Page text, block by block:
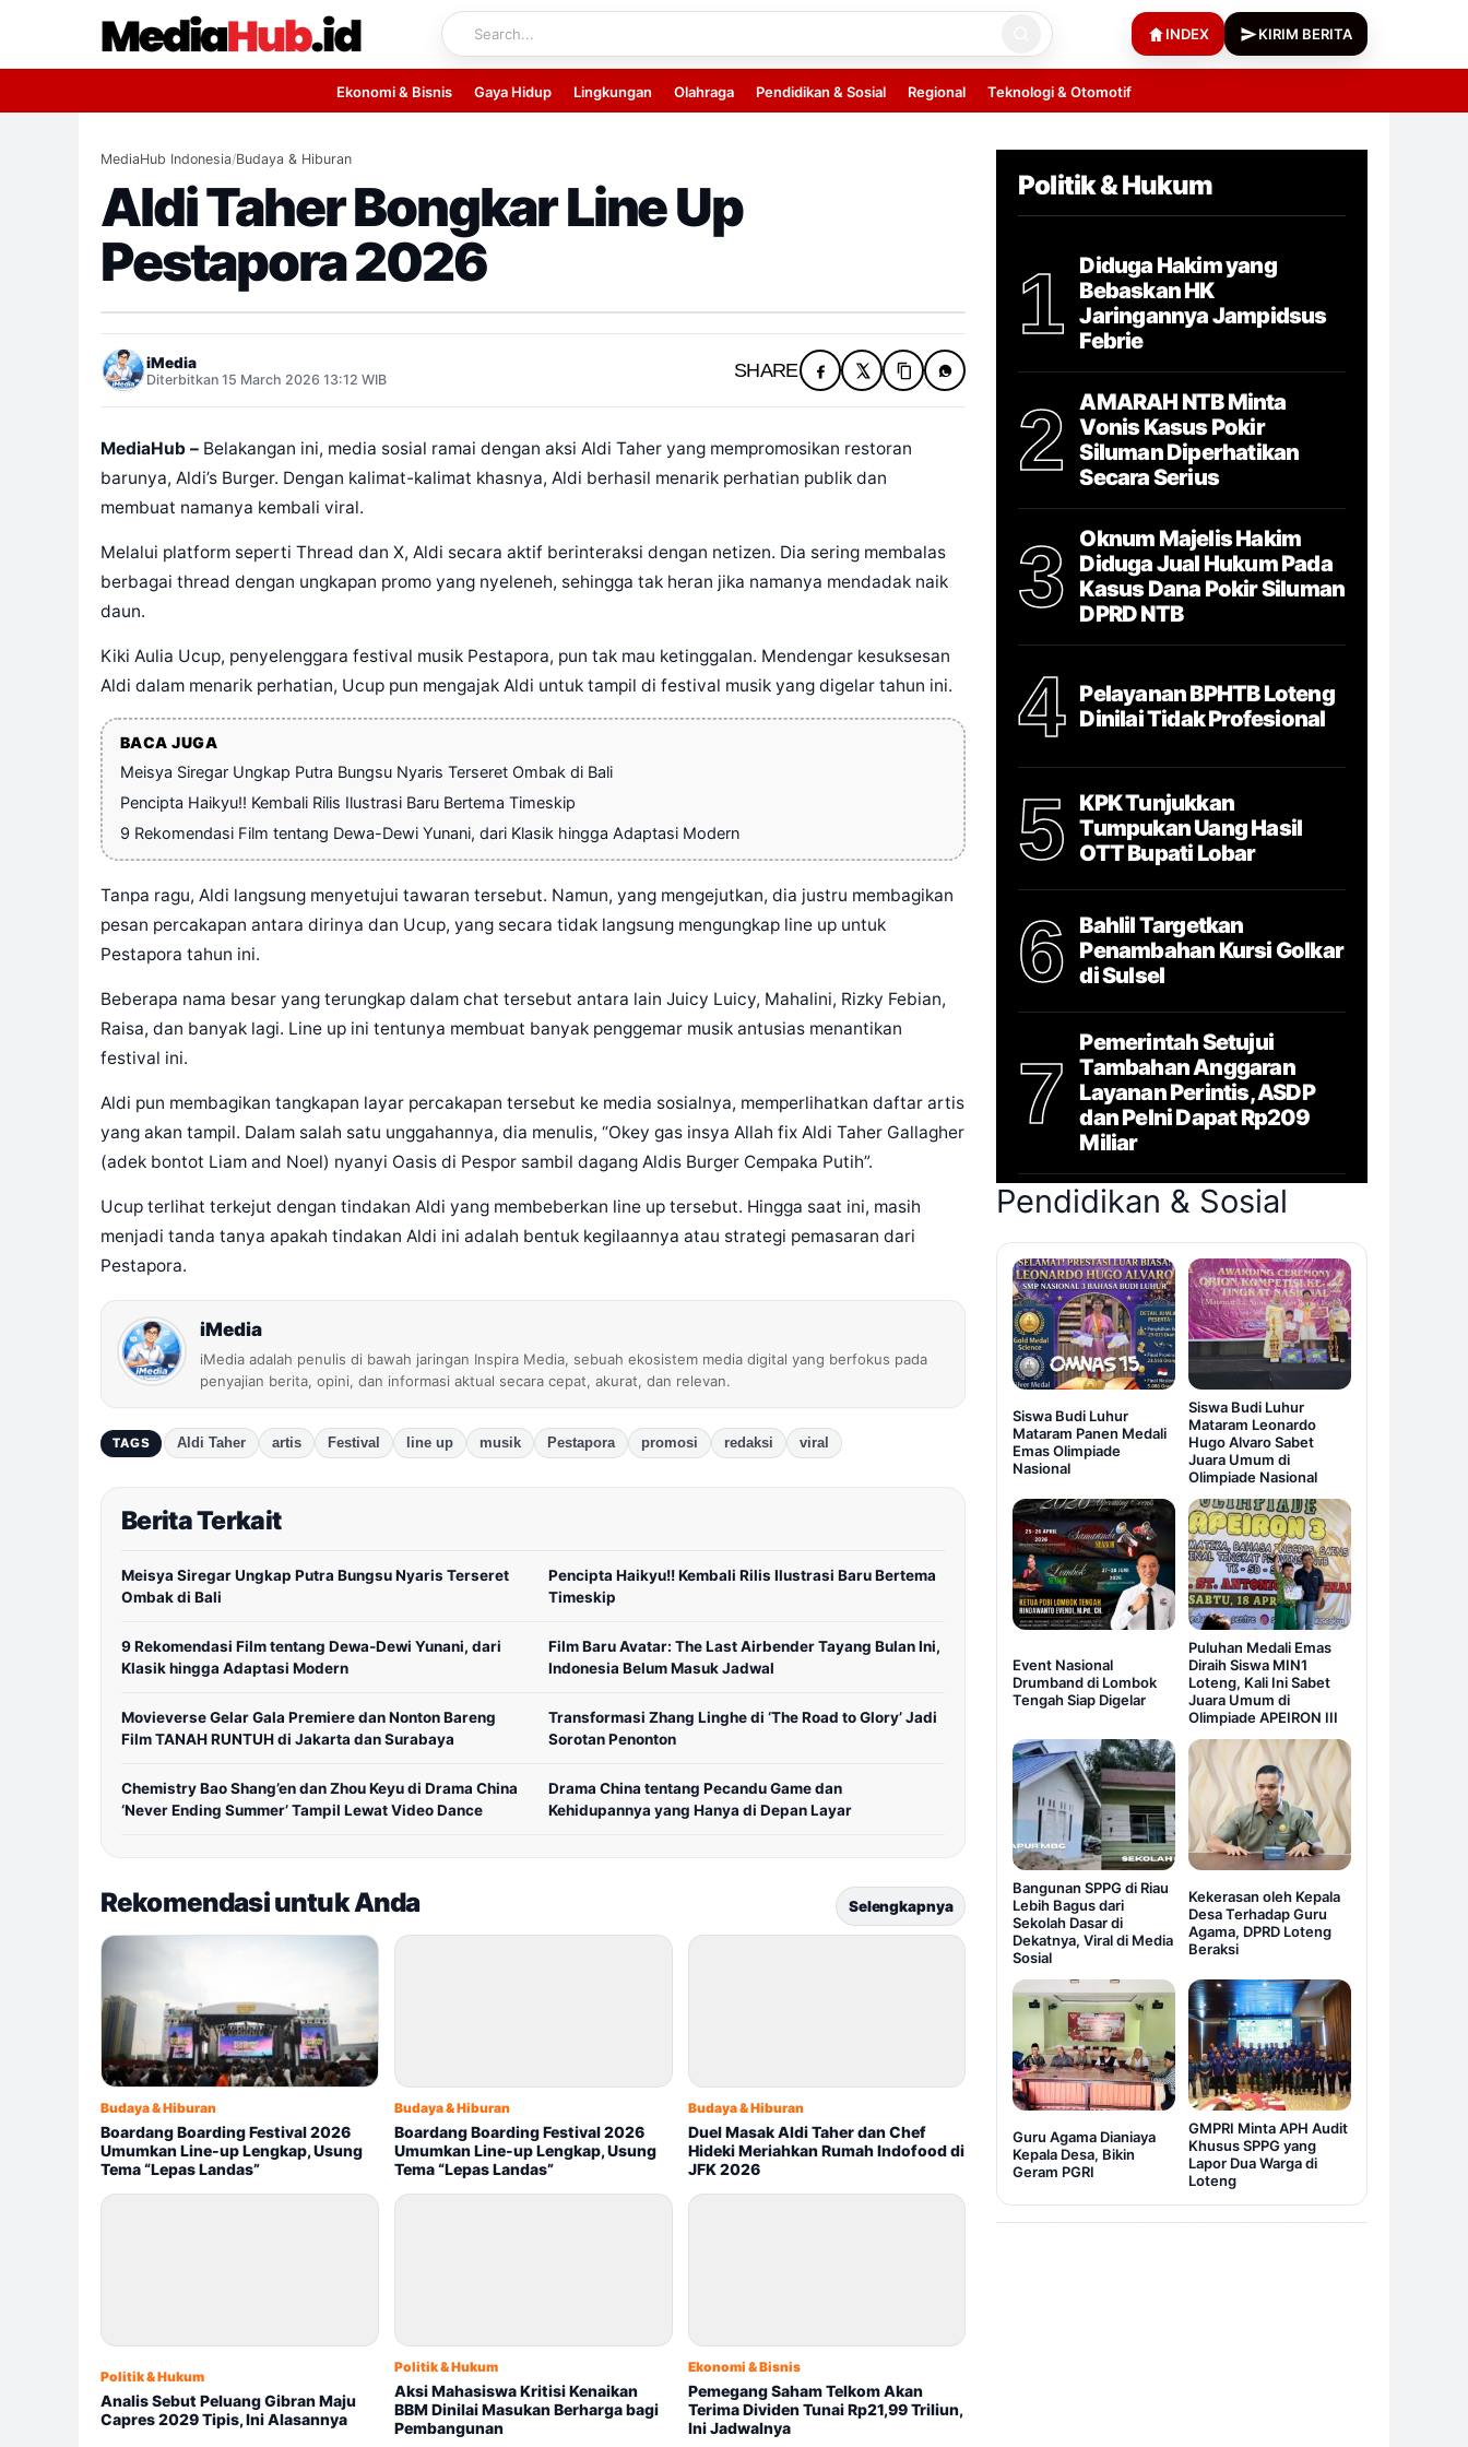
content
INDEX KIRIM BERITA
Ekonomi & Bisnis Gaya Hidup Lingkungan Olahraga Pendidikan & Sosial Regional Teknologi & Otomotif
MediaHub Indonesia/Budaya & Hiburan
Aldi Taher Bongkar Line Up
Pestapora 2026
iMedia
Diterbitkan 15 March 2026 13:12 WIB SHARE
MediaHub – Belakangan ini, media sosial ramai dengan aksi Aldi Taher yang mempromosikan restoran
barunya, Aldi’s Burger. Dengan kalimat-kalimat khasnya, Aldi berhasil menarik perhatian publik dan
membuat namanya kembali viral.
Melalui platform seperti Thread dan X, Aldi secara aktif berinteraksi dengan netizen. Dia sering membalas
berbagai thread dengan ungkapan promo yang nyeleneh, sehingga tak heran jika namanya mendadak naik
daun.
Kiki Aulia Ucup, penyelenggara festival musik Pestapora, pun tak mau ketinggalan. Mendengar kesuksesan
Aldi dalam menarik perhatian, Ucup pun mengajak Aldi untuk tampil di festival musik yang digelar tahun ini.
BACA JUGA
Meisya Siregar Ungkap Putra Bungsu Nyaris Terseret Ombak di Bali
Pencipta Haikyu!! Kembali Rilis Ilustrasi Baru Bertema Timeskip
9 Rekomendasi Film tentang Dewa-Dewi Yunani, dari Klasik hingga Adaptasi Modern
Tanpa ragu, Aldi langsung menyetujui tawaran tersebut. Namun, yang mengejutkan, dia justru membagikan
pesan percakapan antara dirinya dan Ucup, yang secara tidak langsung mengungkap line up untuk
Pestapora tahun ini.
Beberapa nama besar yang terungkap dalam chat tersebut antara lain Juicy Luicy, Mahalini, Rizky Febian,
Raisa, dan banyak lagi. Line up ini tentunya membuat banyak penggemar musik antusias menantikan
festival ini.
Aldi pun membagikan tangkapan layar percakapan tersebut ke media sosialnya, memperlihatkan daftar artis
yang akan tampil. Dalam salah satu unggahannya, dia menulis, “Okey gas insya Allah fix Aldi Taher Gallagher
(adek bontot Liam and Noel) nyanyi Oasis di Pespor sambil dagang Aldis Burger Cempaka Putih”.
Ucup terlihat terkejut dengan tindakan Aldi yang membeberkan line up tersebut. Hingga saat ini, masih
menjadi tanda tanya apakah tindakan Aldi ini adalah bentuk kegilaannya atau strategi pemasaran dari
Pestapora.
iMedia
iMedia adalah penulis di bawah jaringan Inspira Media, sebuah ekosistem media digital yang berfokus pada
penyajian berita, opini, dan informasi aktual secara cepat, akurat, dan relevan.
TAGS Aldi Taher artis Festival line up musik Pestapora promosi redaksi viral
Berita Terkait
Meisya Siregar Ungkap Putra Bungsu Nyaris Terseret
Ombak di Bali
Pencipta Haikyu!! Kembali Rilis Ilustrasi Baru Bertema
Timeskip
9 Rekomendasi Film tentang Dewa-Dewi Yunani, dari
Klasik hingga Adaptasi Modern
Film Baru Avatar: The Last Airbender Tayang Bulan Ini,
Indonesia Belum Masuk Jadwal
Movieverse Gelar Gala Premiere dan Nonton Bareng
Film TANAH RUNTUH di Jakarta dan Surabaya
Transformasi Zhang Linghe di ‘The Road to Glory’ Jadi
Sorotan Penonton
Chemistry Bao Shang’en dan Zhou Keyu di Drama China
‘Never Ending Summer’ Tampil Lewat Video Dance
Drama China tentang Pecandu Game dan
Kehidupannya yang Hanya di Depan Layar
Rekomendasi untuk Anda Selengkapnya
Budaya & Hiburan
Boardang Boarding Festival 2026
Umumkan Line-up Lengkap, Usung
Tema “Lepas Landas”
Budaya & Hiburan
Boardang Boarding Festival 2026
Umumkan Line-up Lengkap, Usung
Tema “Lepas Landas”
Budaya & Hiburan
Duel Masak Aldi Taher dan Chef
Hideki Meriahkan Rumah Indofood di
JFK 2026
Politik & Hukum
Analis Sebut Peluang Gibran Maju
Capres 2029 Tipis, Ini Alasannya
Politik & Hukum
Aksi Mahasiswa Kritisi Kenaikan
BBM Dinilai Masukan Berharga bagi
Pembangunan
Ekonomi & Bisnis
Pemegang Saham Telkom Akan
Terima Dividen Tunai Rp21,99 Triliun,
Ini Jadwalnya
Politik & Hukum
1
Diduga Hakim yang
Bebaskan HK
Jaringannya Jampidsus
Febrie
2
AMARAH NTB Minta
Vonis Kasus Pokir
Siluman Diperhatikan
Secara Serius
3
Oknum Majelis Hakim
Diduga Jual Hukum Pada
Kasus Dana Pokir Siluman
DPRD NTB
4
Pelayanan BPHTB Loteng
Dinilai Tidak Profesional
5
KPK Tunjukkan
Tumpukan Uang Hasil
OTT Bupati Lobar
6
Bahlil Targetkan
Penambahan Kursi Golkar
di Sulsel
7
Pemerintah Setujui
Tambahan Anggaran
Layanan Perintis, ASDP
dan Pelni Dapat Rp209
Miliar
Pendidikan & Sosial
Siswa Budi Luhur
Mataram Panen Medali
Emas Olimpiade
Nasional
Siswa Budi Luhur
Mataram Leonardo
Hugo Alvaro Sabet
Juara Umum di
Olimpiade Nasional
Event Nasional
Drumband di Lombok
Tengah Siap Digelar
Puluhan Medali Emas
Diraih Siswa MIN1
Loteng, Kali Ini Sabet
Juara Umum di
Olimpiade APEIRON III
Bangunan SPPG di Riau
Lebih Bagus dari
Sekolah Dasar di
Dekatnya, Viral di Media
Sosial
Kekerasan oleh Kepala
Desa Terhadap Guru
Agama, DPRD Loteng
Beraksi
Guru Agama Dianiaya
Kepala Desa, Bikin
Geram PGRI
GMPRI Minta APH Audit
Khusus SPPG yang
Lapor Dua Warga di
Loteng